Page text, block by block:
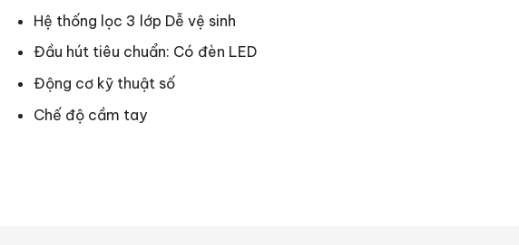
Hệ thống lọc 3 lớp Dễ vệ sinh
Đầu hút tiêu chuẩn: Có đèn LED
Động cơ kỹ thuật số
Chế độ cầm tay